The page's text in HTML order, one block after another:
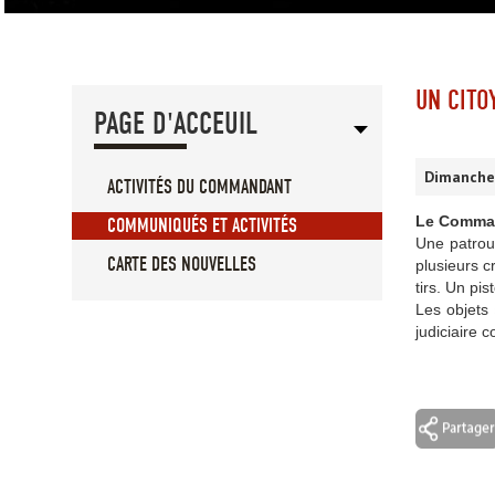
PAGE D'ACCEUIL
ACTIVITÉS DU COMMANDANT
COMMUNIQUÉS ET ACTIVITÉS
CARTE DES NOUVELLES
UN
Le
Une
plusieurs
tirs. Un
Les
judiciaire